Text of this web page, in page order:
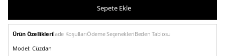
Sepete Ekle
Ürün Özellikleriİade KoşullarıÖdeme SeçenekleriBeden Tablosu
Model: Cüzdan